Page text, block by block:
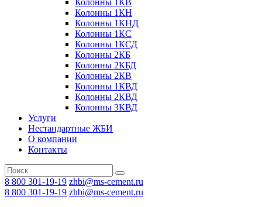
Колонны 1КВ
Колонны 1КН
Колонны 1КНД
Колонны 1КС
Колонны 1КСД
Колонны 2КБ
Колонны 2КБД
Колонны 2КВ
Колонны 1КВД
Колонны 2КВД
Колонны 3КВД
Услуги
Нестандартные ЖБИ
О компании
Контакты
8 800 301-19-19 zhbi@ms-cement.ru
8 800 301-19-19 zhbi@ms-cement.ru